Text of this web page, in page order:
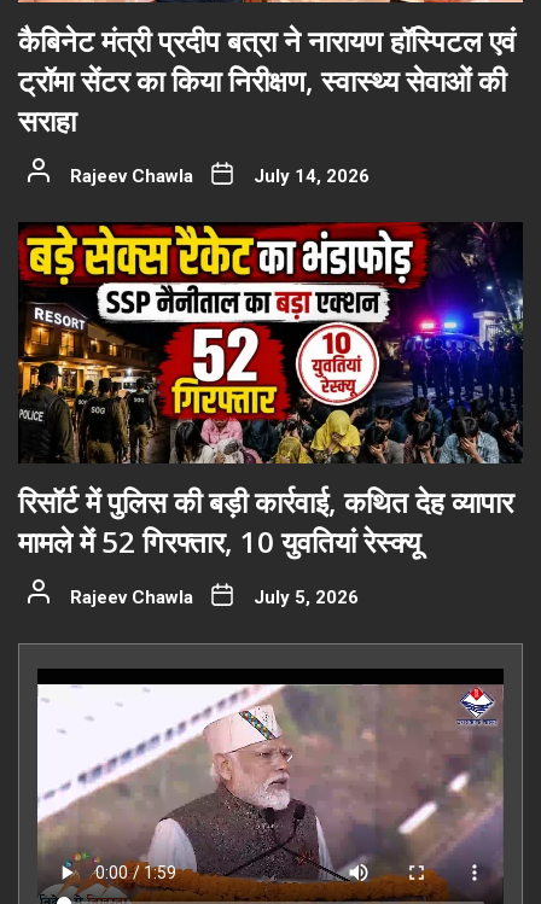
कैबिनेट मंत्री प्रदीप बत्रा ने नारायण हॉस्पिटल एवं
ट्रॉमा सेंटर का किया निरीक्षण, स्वास्थ्य सेवाओं की
सराहा
Rajeev Chawla July 14, 2026
रिसॉर्ट में पुलिस की बड़ी कार्रवाई, कथित देह व्यापार
मामले में 52 गिरफ्तार, 10 युवतियां रेस्क्यू
Rajeev Chawla July 5, 2026